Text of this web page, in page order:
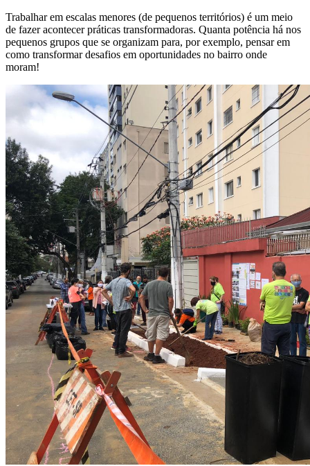
Trabalhar em escalas menores (de pequenos territórios) é um meio
de fazer acontecer práticas transformadoras. Quanta potência há nos
pequenos grupos que se organizam para, por exemplo, pensar em
como transformar desafios em oportunidades no bairro onde
moram!